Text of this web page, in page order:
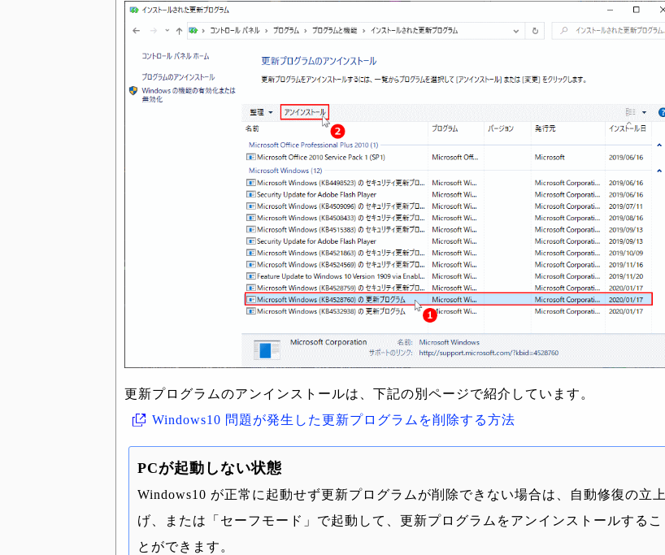
更新プログラムのアンインストールは、下記の別ページで紹介しています。
Windows10 問題が発生した更新プログラムを削除する方法
PCが起動しない状態
Windows10 が正常に起動せず更新プログラムが削除できない場合は、自動修復の立上
げ、または「セーフモード」で起動して、更新プログラムをアンインストールするこ
とができます。